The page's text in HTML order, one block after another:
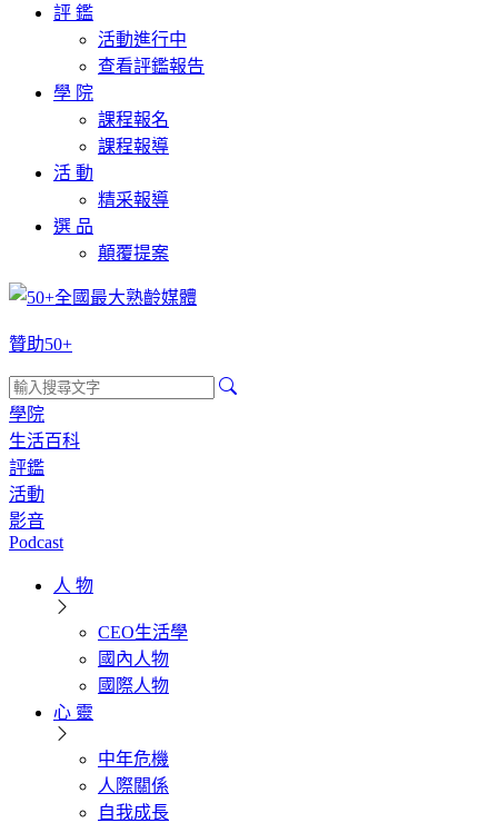
評 鑑
活動進行中
查看評鑑報告
學 院
課程報名
課程報導
活 動
精采報導
選 品
顛覆提案
贊助50+
學院
生活百科
評鑑
活動
影音
Podcast
人 物
CEO生活學
國內人物
國際人物
心 靈
中年危機
人際關係
自我成長